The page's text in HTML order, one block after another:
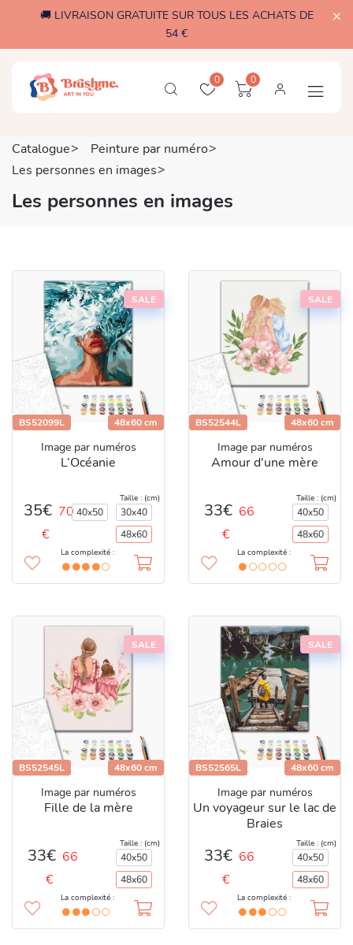
🚚 LIVRAISON GRATUITE SUR TOUS LES ACHATS DE
54 €
0 0
Catalogue
Peinture par numéro
Les personnes en images
Les personnes en images
SALE
BS52099L 48x60 cm
Image par numéros
L’Océanie
35€ 70
€
Taille : (cm)
40x50
30x40
48x60
La complexité :
SALE
BS52544L 48x60 cm
Image par numéros
Amour d'une mère
33€ 66
€
Taille : (cm)
40x50
48x60
La complexité :
SALE
BS52545L 48x60 cm
Image par numéros
Fille de la mère
33€ 66
€
Taille : (cm)
40x50
48x60
La complexité :
SALE
BS52565L 48x60 cm
Image par numéros
Un voyageur sur le lac de
Braies
33€ 66
€
Taille : (cm)
40x50
48x60
La complexité :